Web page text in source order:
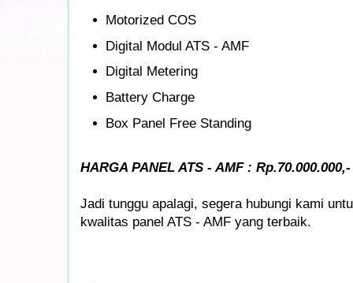
Motorized COS
Digital Modul ATS - AMF
Digital Metering
Battery Charge
Box Panel Free Standing
HARGA PANEL ATS - AMF : Rp.70.000.000,-
Jadi tunggu apalagi, segera hubungi kami
kwalitas panel ATS - AMF yang terbaik.